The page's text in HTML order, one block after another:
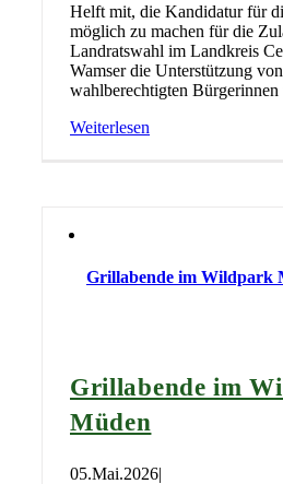
Helft mit, die Kandidatur für
möglich zu machen für die
Landratswahl im Landkreis
Wamser die Unterstützung
wahlberechtigten
Weiterlesen
Grillabende im Wildpark
Grillabende im
Müden
05.Mai.2026|